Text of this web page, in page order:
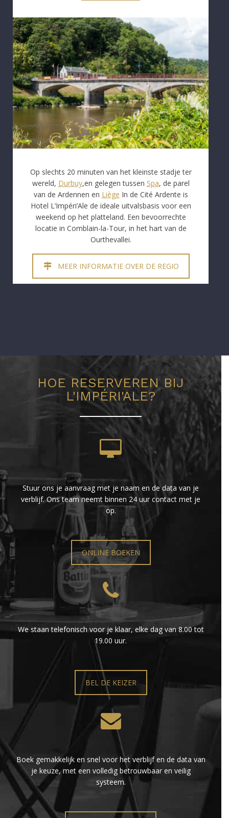
Op slechts 20 minuten van het kleinste stadje ter
wereld, Durbuy,en gelegen tussen Spa, de parel
van de Ardennen en Liège In de Cité Ardente is
Hotel L’Impéri’Ale de ideale uitvalsbasis voor een
weekend op het platteland. Een bevoorrechte
locatie in Comblain-la-Tour, in het hart van de
Ourthevallei.
MEER INFORMATIE OVER DE REGIO
HOE RESERVEREN BIJ
L'IMPÉRI'ALE?
Stuur ons je aanvraag met je naam en de data van je
verblijf. Ons team neemt binnen 24 uur contact met je
op.
ONLINE BOEKEN
We staan telefonisch voor je klaar, elke dag van 8.00 tot
19.00 uur.
BEL DE KEIZER
Boek gemakkelijk en snel voor het verblijf en de data van
je keuze, met een volledig betrouwbaar en veilig
systeem.